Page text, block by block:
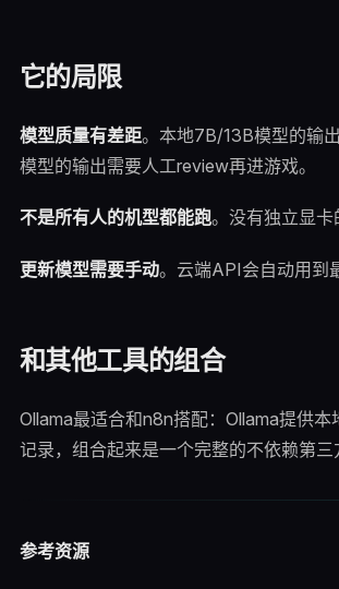
它的局限
模型质量有差距。本地7B/13B模型的输
模型的输出需要人工review再进游戏。
不是所有人的机型都能跑。没有独立显
更新模型需要手动。云端API会自动用到
和其他工具的组合
Ollama最适合和n8n搭配：Ollama提供
记录，组合起来是一个完整的不依赖第
参考资源